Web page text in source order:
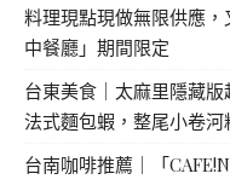
料理現點現做無限供應
中餐廳」期間限定
台東美食｜太麻里隱藏
法式麵包蝦，整尾小卷河
台南咖啡推薦｜「